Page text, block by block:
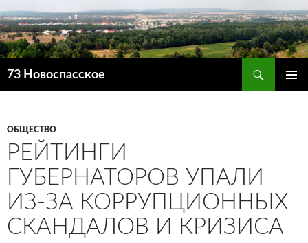
73 Новоспасское
ОБЩЕСТВО
РЕЙТИНГИ
ГУБЕРНАТОРОВ УПАЛИ
ИЗ-ЗА КОРРУПЦИОННЫХ
СКАНДАЛОВ И КРИЗИСА